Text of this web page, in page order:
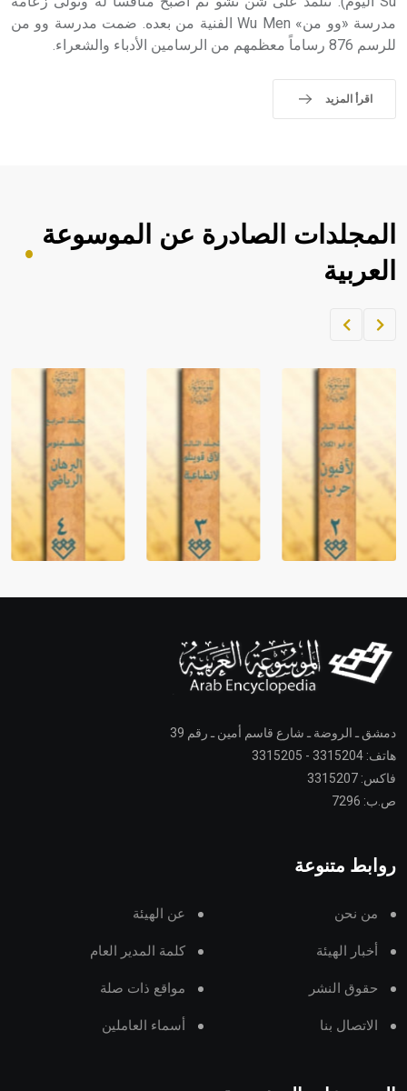
مدرسة «وو من» Wu Men الفنية من بعده. ضمت مدرسة وو من
للرسم 876 رساماً معظمهم من الرسامين الأدباء والشعراء.
اقرأ المزيد
المجلدات الصادرة عن الموسوعة
العربية
دمشق ـ الروضة ـ شارع قاسم أمين ـ رقم 39
هاتف: 3315204 - 3315205
فاكس: 3315207
ص.ب: 7296
روابط متنوعة
من نحن عن الهيئة
أخبار الهيئة كلمة المدير العام
حقوق النشر مواقع ذات صلة
الاتصال بنا أسماء العاملين